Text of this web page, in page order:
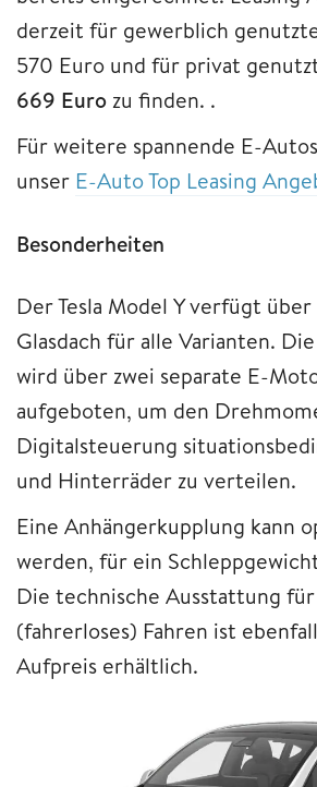
derzeit für gewerblich
570 Euro und für privat
669 Eurozu finden. .
Für weitere spannende E-
unser E-Auto Top Leasing
Besonderheiten
Der Tesla Model Y verfügt
Glasdach für alle Varianten.
wird über zwei separate E-
aufgeboten, um den
Digitalsteuerung
und Hinterräder zu verteilen.
Eine Anhängerkupplung kann
werden, für ein
Die technische Ausstattung
(fahrerloses) Fahren ist
Aufpreis erhältlich.